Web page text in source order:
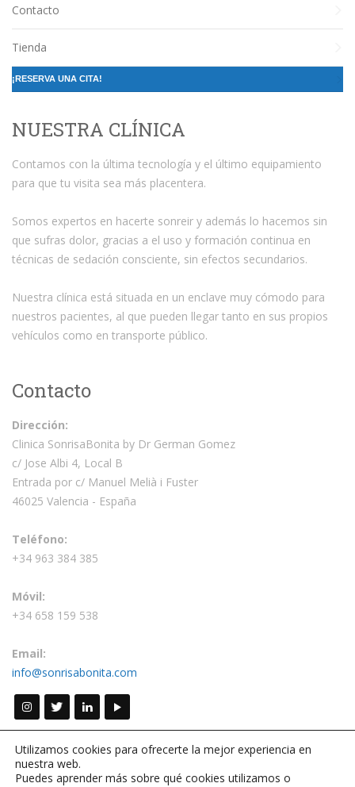
Contacto
Tienda
¡RESERVA UNA CITA!
NUESTRA CLÍNICA
Contamos con la última tecnología y el último equipamiento
para que tu visita sea más placentera.
Somos expertos en hacerte sonreir y además lo hacemos sin
que sufras dolor, gracias a el uso y formación continua en
técnicas de sedación consciente, sin efectos secundarios.
Nuestra clínica está situada en un enclave muy cómodo para
nuestros pacientes, al que pueden llegar tanto en sus propios
vehículos como en transporte público.
Contacto
Dirección:
Clinica SonrisaBonita by Dr German Gomez
c/ Jose Albi 4, Local B
Entrada por c/ Manuel Melià i Fuster
46025 Valencia - España
Teléfono:
+34 963 384 385
Móvil:
+34 658 159 538
Email:
info@sonrisabonita.com
Utilizamos cookies para ofrecerte la mejor experiencia en
nuestra web.
Puedes aprender más sobre qué cookies utilizamos o